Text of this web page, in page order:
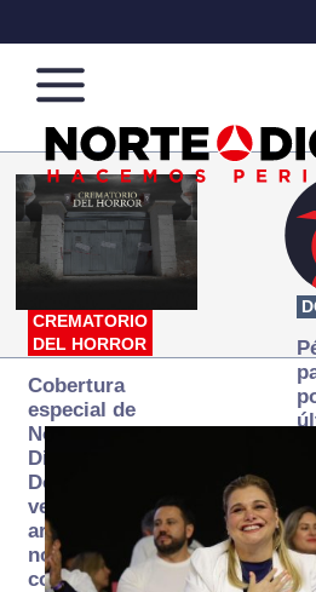
Norte
de
Ciudad
Más
que
noticias,
hacemos periodismo
CREMATORIO
DEL HORROR
Cobertura
especial de
Norte
Digital:
Donde la
verdad
arde… pero
no se
consume